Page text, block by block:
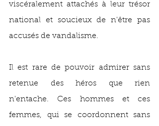
viscéralement attachés à leur trésor
national et soucieux de n'être pas
accusés de vandalisme.
Il est rare de pouvoir admirer sans
retenue des héros que rien
n'entache. Ces hommes et ces
femmes, qui se coordonnent sans